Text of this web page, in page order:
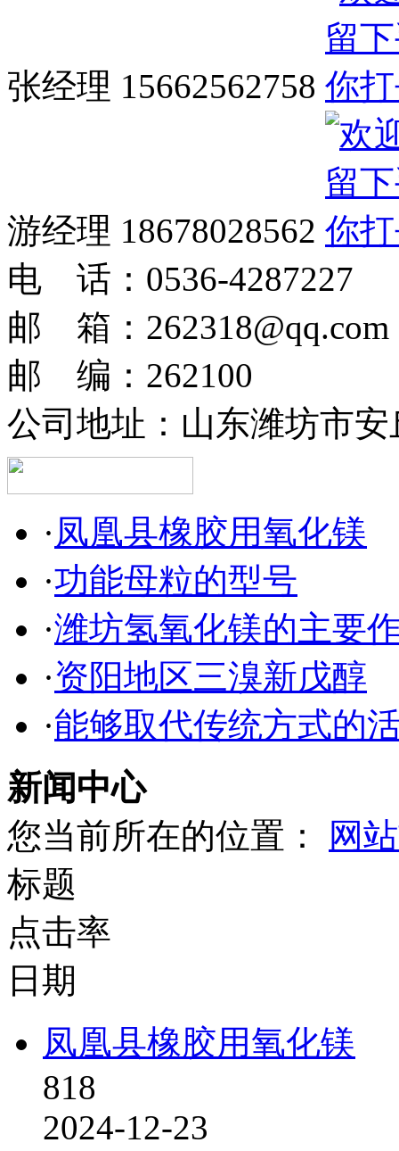
张经理 15662562758
游经理 18678028562
电 话：0536-4287227
邮 箱：262318@qq.com
邮 编：262100
公司地址： 山东潍坊市
·凤凰县橡胶用氧化镁
·功能母粒的型号
·潍坊氢氧化镁的主要
·资阳地区三溴新戊醇
·能够取代传统方式的
新闻中心
您当前所在的位置：
网
标题
点击率
日期
凤凰县橡胶用氧化镁
818
2024-12-23